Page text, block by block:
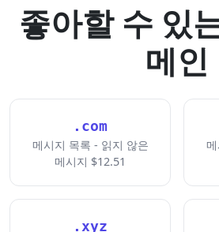
좋아할 수 있
메인
.com
메시지 목록 - 읽지 않은
메시지 $12.51
.xyz